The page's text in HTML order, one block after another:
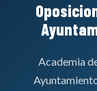
Academia